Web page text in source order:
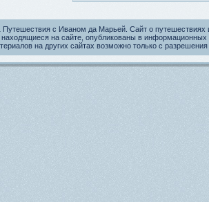
Путешествия с Иваном да Марьей. Сайт о путешествиях
на сайте, опубликованы в информационных
на других сайтах возможно только с разрешения